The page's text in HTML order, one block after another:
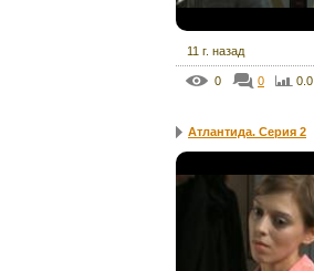
11 г. назад
0 0 0.0
Атлантида. Серия 2